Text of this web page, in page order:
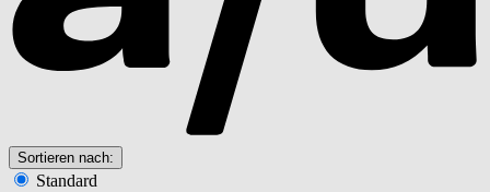
Sortieren nach:
Standard